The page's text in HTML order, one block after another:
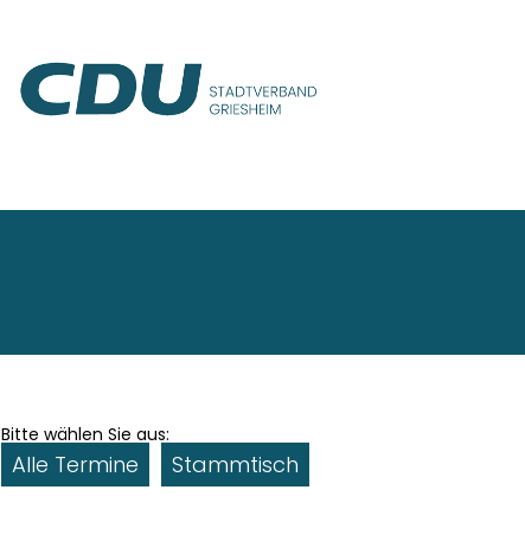
Bitte wählen Sie aus:
Alle Termine Stammtisch